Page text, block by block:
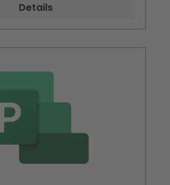
Details